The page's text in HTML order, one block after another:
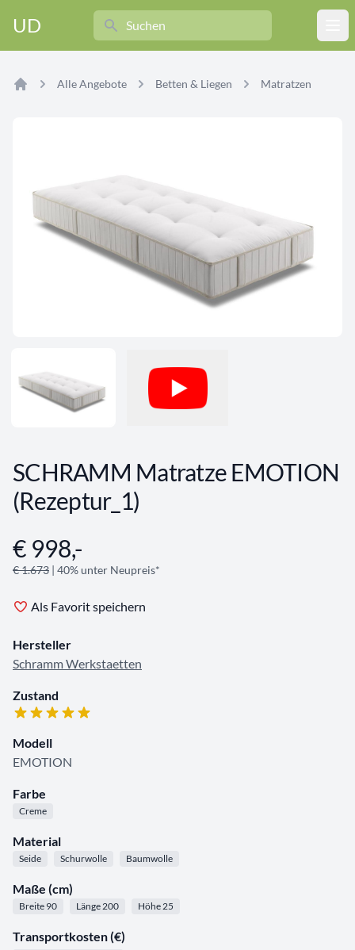
UD
Search
Alle Angebote Betten & Liegen Matratzen
SCHRAMM Matratze EMOTION
(Rezeptur_1)
Angebotsinformationen
€ 998,-
€ 1.673 | 40% unter Neupreis*
Als Favorit speichern
Hersteller
Schramm Werkstaetten
Zustand
Modell
EMOTION
Farbe
Creme
Material
Seide Schurwolle Baumwolle
Maße (cm)
Breite 90 Länge 200 Höhe 25
Transportkosten (€)